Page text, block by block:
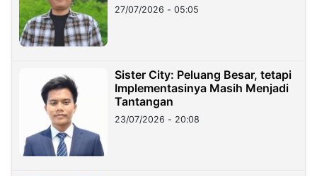
27/07/2026 - 05:05
Sister City: Peluang Besar, tetapi
Implementasinya Masih Menjadi
Tantangan
23/07/2026 - 20:08